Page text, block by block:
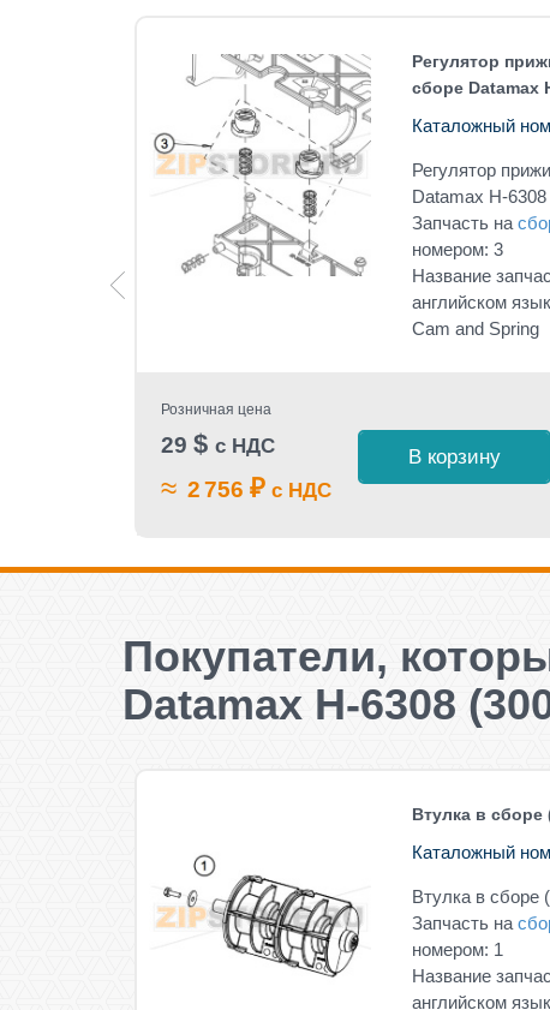
Регулятор
сборе Datamax
Каталожный
Регулятор
Datamax H-6308
Запчасть на
номером: 3
Название
английском
Cam and Spring
Розничная цена
29 $ с НДС
≈ 2 756 ₽ с НДС
В корзину
Покупатели,
Datamax H-6308
Втулка в сборе
Каталожный
Втулка в сборе
Запчасть на
номером: 1
Название
английском